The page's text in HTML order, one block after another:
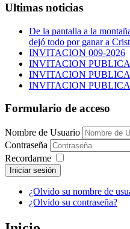
Ultimas noticias
De la pantalla a la
dejó todo por ganar a
INVITACION 009-2026
INVITACION PUBLICA
INVITACION PUBLICA
INVITACION PUBLICA
Formulario de acceso
Nombre de Usuario
Contraseña
Recordarme
Iniciar sesión
¿Olvido su nombre de
¿Olvido su contraseña?